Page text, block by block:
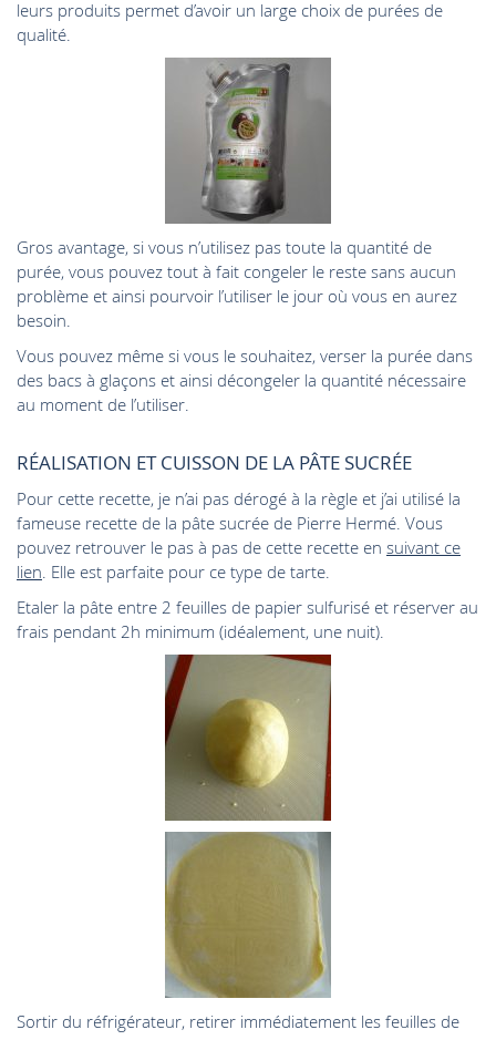
leurs produits permet d’avoir un large choix de purées de
qualité.
Gros avantage, si vous n’utilisez pas toute la quantité de
purée, vous pouvez tout à fait congeler le reste sans aucun
problème et ainsi pourvoir l’utiliser le jour où vous en aurez
besoin.
Vous pouvez même si vous le souhaitez, verser la purée dans
des bacs à glaçons et ainsi décongeler la quantité nécessaire
au moment de l’utiliser.
RÉALISATION ET CUISSON DE LA PÂTE SUCRÉE
Pour cette recette, je n’ai pas dérogé à la règle et j’ai utilisé la
fameuse recette de la pâte sucrée de Pierre Hermé. Vous
pouvez retrouver le pas à pas de cette recette en suivant ce
lien. Elle est parfaite pour ce type de tarte.
Etaler la pâte entre 2 feuilles de papier sulfurisé et réserver au
frais pendant 2h minimum (idéalement, une nuit).
Sortir du réfrigérateur, retirer immédiatement les feuilles de